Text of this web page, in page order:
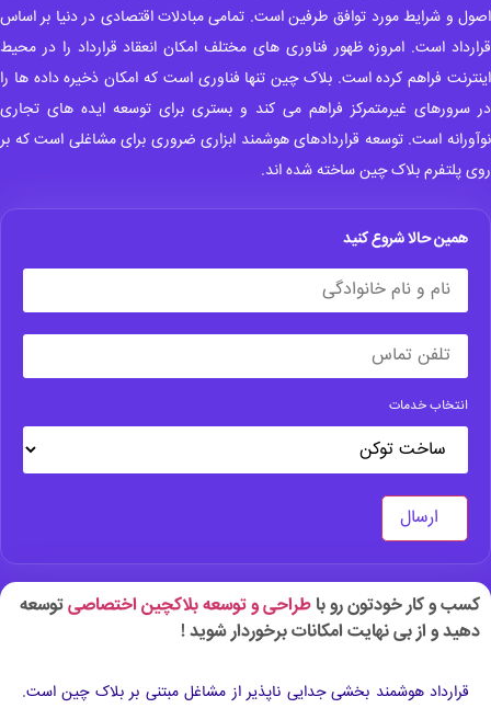
و شرایط مورد توافق طرفین است. تمامی مبادلات اقتصادی در دنیا بر اساس
است. امروزه ظهور فناوری های مختلف امکان انعقاد قرارداد را در محیط
فراهم کرده است. بلاک چین تنها فناوری است که امکان ذخیره داده ها را
سرورهای غیرمتمرکز فراهم می کند و بستری برای توسعه ایده های تجاری
است. توسعه قراردادهای هوشمند ابزاری ضروری برای مشاغلی است که بر
پلتفرم بلاک چین ساخته شده اند.
همین حالا شروع کنید
انتخاب خدمات
ارسال
کسب و کار خودتون رو باطراحی و توسعه بلاکچین اختصاصیتوسعه
دهید و از بی نهایت امکانات برخوردار شوید !
قرارداد هوشمند بخشی جدایی ناپذیر از مشاغل مبتنی بر بلاک چین است.